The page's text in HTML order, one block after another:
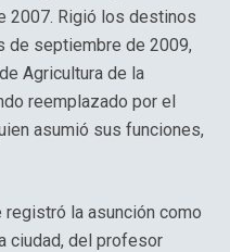
2007. Rigió los destinos
de septiembre de 2009,
Agricultura de la
reemplazado por el
asumió sus funciones,
la asunción como
ciudad, del profesor